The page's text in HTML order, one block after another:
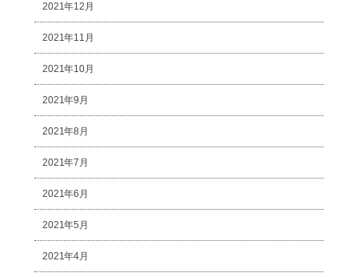
2021年12月
2021年11月
2021年10月
2021年9月
2021年8月
2021年7月
2021年6月
2021年5月
2021年4月